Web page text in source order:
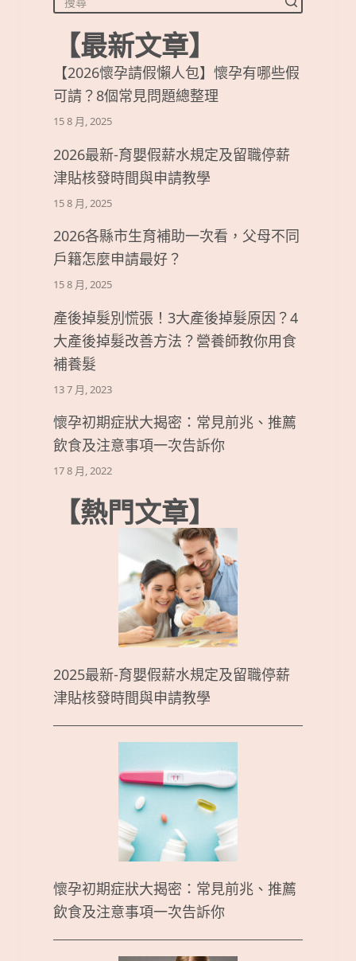
【最新文章】
【2026懷孕請假懶人包】懷孕有哪些假
可請？8個常見問題總整理
15 8 月, 2025
2026最新-育嬰假薪水規定及留職停薪
津貼核發時間與申請教學
15 8 月, 2025
2026各縣市生育補助一次看，父母不同
戶籍怎麼申請最好？
15 8 月, 2025
產後掉髮別慌張！3大產後掉髮原因？4
大產後掉髮改善方法？營養師教你用食
補養髮
13 7 月, 2023
懷孕初期症狀大揭密：常見前兆、推薦
飲食及注意事項一次告訴你
17 8 月, 2022
【熱門文章】
2025最新-育嬰假薪水規定及留職停薪
津貼核發時間與申請教學
懷孕初期症狀大揭密：常見前兆、推薦
飲食及注意事項一次告訴你